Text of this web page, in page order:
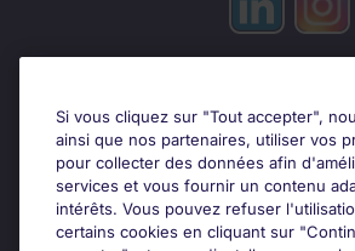
Candidats
Entreprises
Si vous cliquez sur "Tout accepter",
ainsi que nos partenaires, utiliser vos
pour collecter des données afin
services et vous fournir un contenu
intérêts. Vous pouvez refuser
certains cookies en cliquant sur